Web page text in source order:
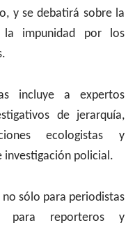
y se debatirá sobre la
impunidad por los
incluye a expertos
de jerarquía,
ecologistas y
investigación policial.
sólo para periodistas
para reporteros y